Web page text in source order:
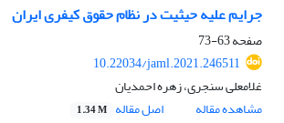
جرایم علیه حیثیت در نظام حقوق کیفری ایران
صفحه63-73
10.22034/jaml.2021.246511
غلامعلی سنجری، زهره احمدیان
مشاهده مقاله
اصل مقاله 1.34 M